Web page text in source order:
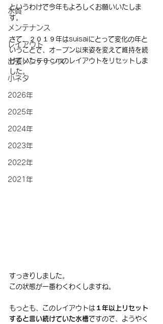
水質
メンテナンス
レイアウト
出張メンテナンス
小ネタ
2026年
2025年
2024年
2023年
2022年
2021年
というわけで今年もよろしくお願いいたしま
す。
さて、２０１９年はsuisaiにとって変化の年と
いうことで、オープン以来姿を変えて維持を続
けていた６０ｃｍのレイアウトをリセットしま
した。
すっきりしました。
この状態が一番わくわくしますね。
もっとも、このレイアウトは １年以上リセット
すると言い続けていた水槽ですので、ようやく